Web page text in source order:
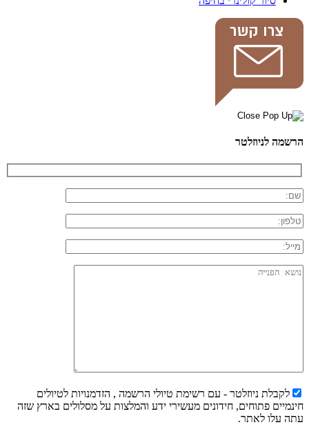
הרשמה לניוזלטר
לקבלת ניוזלטר - עם רשימת טיולי הרשמה , הזדמנויות לטיולים
חינמיים פתוחים, חידונים מעשירי ידע והמלצות על מסלולים בארץ שזה
עתה עלו לאתר.